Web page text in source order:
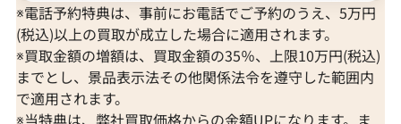
※電話予約特典は、事前にお電話でご予約のうえ、5万円
(税込)以上の買取が成立した場合に適用されます。
※買取金額の増額は、買取金額の35％、上限10万円(税込)
までとし、景品表示法その他関係法令を遵守した範囲内
で適用されます。
※当特典は、弊社買取価格からの金額UPになります。ま